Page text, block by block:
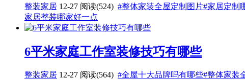
整装家居 12-27 阅读(524) #整体家装全屋定制图片#家居定制
家居整装哪家好一点
6平米家庭工作室装修技巧有哪些
整装家居 12-27 阅读(564) #全屋十大品牌吗有哪些#整体家装